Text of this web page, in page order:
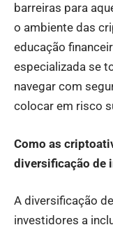
barreiras para
o ambiente das
educação
especializada se
navegar com
colocar em risco
Como as
diversificação de
A diversificação
investidores a